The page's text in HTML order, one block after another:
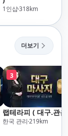
1인샵318km
더보기
3
랩테라피 ( 대구.관
한국 관리 219km